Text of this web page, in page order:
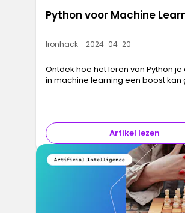
Python voor Machine
Ironhack - 2024-04-20
Ontdek hoe het leren van Python
in machine learning een boost kan
Artikel lezen